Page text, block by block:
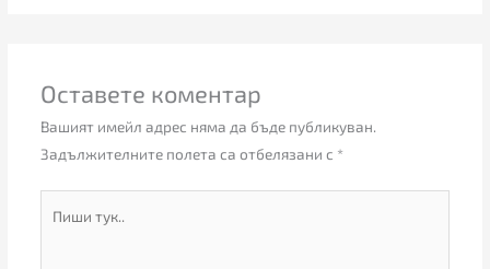
Оставете коментар
Вашият имейл адрес няма да бъде публикуван.
Задължителните полета са отбелязани с *